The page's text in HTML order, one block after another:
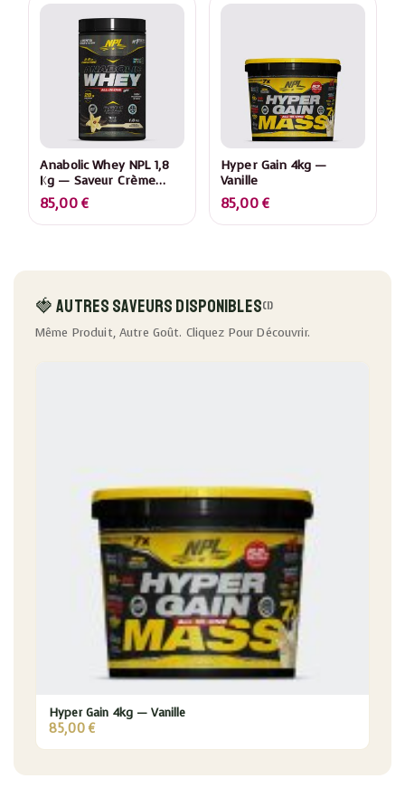
Anabolic Whey NPL 1,8
Kg — Saveur Crème
Vanille
85,00 €
Hyper Gain 4kg —
Vanille
85,00 €
🍓 Autres Saveurs Disponibles(1)
Même Produit, Autre Goût. Cliquez Pour Découvrir.
Hyper Gain 4kg — Vanille
85,00 €